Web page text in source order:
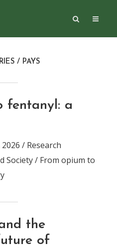
/ PAYS
fentanyl: a
/ Research
Society / From opium to
the
of